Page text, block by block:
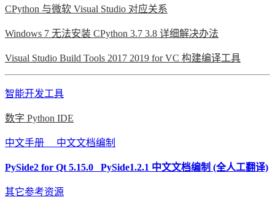
CPython 与微软 Visual Studio 对应关系
Windows 7 无法安装 CPython 3.7 3.8 详细解决办法
Visual Studio Build Tools 2017 2019 for VC 构建编译工具
智能开发工具
数字 Python IDE
中文手册 中文文档编制
PySide2 for Qt 5.15.0 PySide1.2.1 中文文档编制 (全人工翻译)
其它参考资源